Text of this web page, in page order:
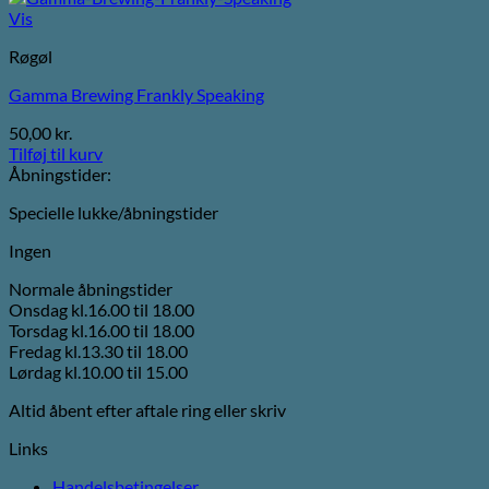
Vis
Røgøl
Gamma Brewing Frankly Speaking
50,00 kr.
Tilføj til kurv
Åbningstider:
Specielle lukke/åbningstider
Ingen
Normale åbningstider
Onsdag kl.16.00 til 18.00
Torsdag kl.16.00 til 18.00
Fredag kl.13.30 til 18.00
Lørdag kl.10.00 til 15.00
Altid åbent efter aftale ring eller skriv
Links